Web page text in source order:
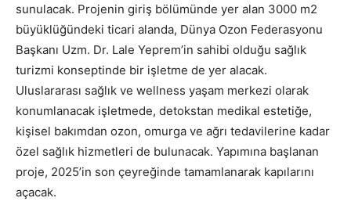
sunulacak. Projenin giriş bölümünde yer alan 3000 m2
büyüklüğündeki ticari alanda, Dünya Ozon Federasyonu
Başkanı Uzm. Dr. Lale Yeprem’in sahibi olduğu sağlık
turizmi konseptinde bir işletme de yer alacak.
Uluslararası sağlık ve wellness yaşam merkezi olarak
konumlanacak işletmede, detokstan medikal estetiğe,
kişisel bakımdan ozon, omurga ve ağrı tedavilerine kadar
özel sağlık hizmetleri de bulunacak. Yapımına başlanan
proje, 2025’in son çeyreğinde tamamlanarak kapılarını
açacak.